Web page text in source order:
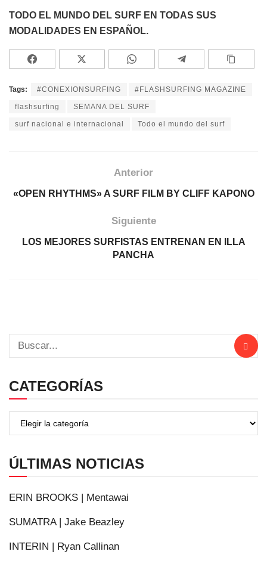
TODO EL MUNDO DEL SURF EN TODAS SUS
MODALIDADES EN ESPAÑOL.
Tags: #CONEXIONSURFING #FLASHSURFING MAGAZINE
flashsurfing SEMANA DEL SURF
surf nacional e internacional Todo el mundo del surf
Anterior
«OPEN RHYTHMS» A SURF FILM BY CLIFF KAPONO
Siguiente
LOS MEJORES SURFISTAS ENTRENAN EN ILLA
PANCHA
CATEGORÍAS
ÚLTIMAS NOTICIAS
ERIN BROOKS | Mentawai
SUMATRA | Jake Beazley
INTERIN | Ryan Callinan